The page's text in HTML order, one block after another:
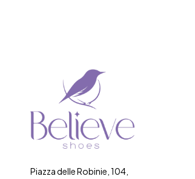
Piazza delle Robinie, 104,